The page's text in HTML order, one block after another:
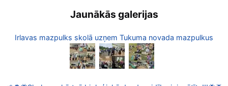
Jaunākās galerijas
Irlavas mazpulks skolā uzņem Tukuma novada mazpulkus